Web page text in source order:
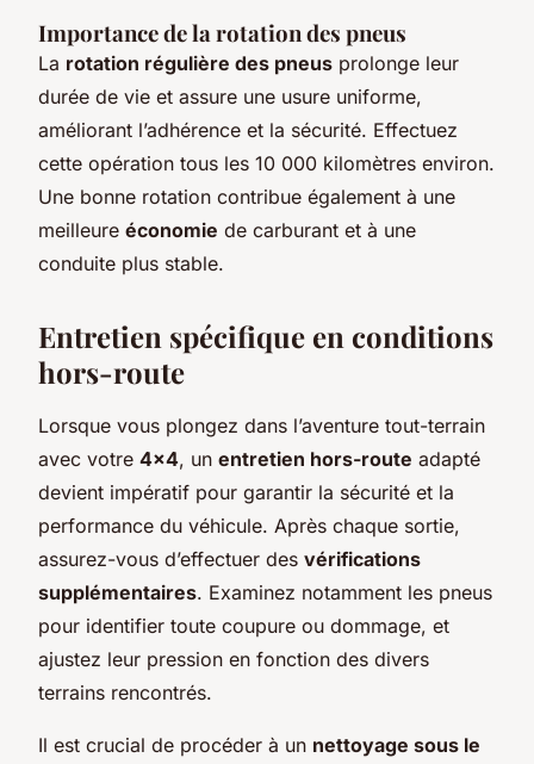
Importance de la rotation des pneus
La rotation régulière des pneus prolonge leur
durée de vie et assure une usure uniforme,
améliorant l’adhérence et la sécurité. Effectuez
cette opération tous les 10 000 kilomètres environ.
Une bonne rotation contribue également à une
meilleure économie de carburant et à une
conduite plus stable.
Entretien spécifique en conditions
hors-route
Lorsque vous plongez dans l’aventure tout-terrain
avec votre 4×4, un entretien hors-route adapté
devient impératif pour garantir la sécurité et la
performance du véhicule. Après chaque sortie,
assurez-vous d’effectuer des vérifications
supplémentaires. Examinez notamment les pneus
pour identifier toute coupure ou dommage, et
ajustez leur pression en fonction des divers
terrains rencontrés.
Il est crucial de procéder à un nettoyage sous le